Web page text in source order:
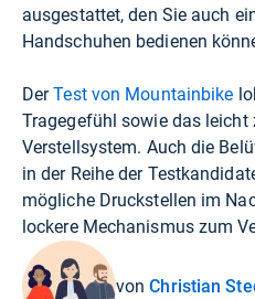
ausgestattet, den Sie auch
Handschuhen bedienen
DerTest von Mountainbike
Tragegefühl sowie das leicht
Verstellsystem. Auch die
in der Reihe der
mögliche Druckstellen im
lockere Mechanismus zum
vonChristian